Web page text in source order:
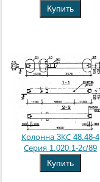
Купить
Колонна 3КС 48.48-4
Серия 1.020.1-2с/89
Купить